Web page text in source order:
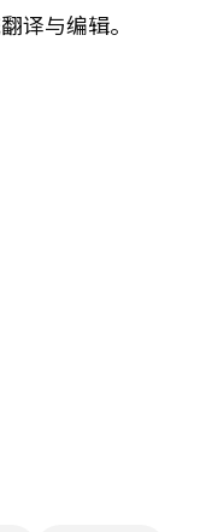
译与编辑。